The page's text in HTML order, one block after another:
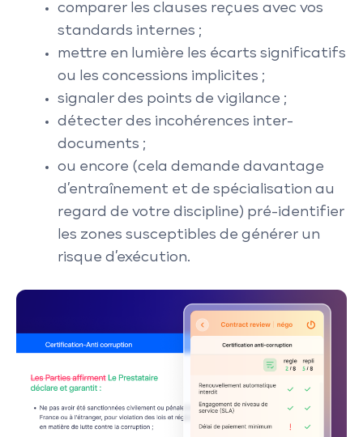
comparer les clauses reçues avec vos
standards internes ;
mettre en lumière les écarts significatifs
ou les concessions implicites ;
signaler des points de vigilance ;
détecter des incohérences inter-
documents ;
ou encore (cela demande davantage
d’entraînement et de spécialisation au
regard de votre discipline) pré-identifier
les zones susceptibles de générer un
risque d’exécution.